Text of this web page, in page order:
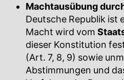
Machtausübung
Deutsche Republik ist
Macht wird vom
dieser Konstitution
(Art. 7, 8, 9) sowie
Abstimmungen und